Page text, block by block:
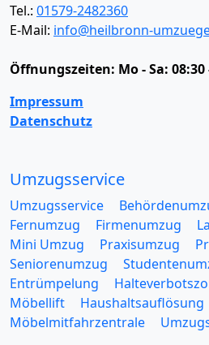
Tel.: 01579-2482360
E-Mail: info@heilbronn-
Öffnungszeiten: Mo - Sa:
Impressum
Datenschutz
Umzugsservice
Umzugsservice
Fernumzug
Firmenumzug
Mini Umzug
Praxisumzug
Seniorenumzug
Entrümpelung
Möbellift
Haushaltsauflösung
Möbelmitfahrzentrale